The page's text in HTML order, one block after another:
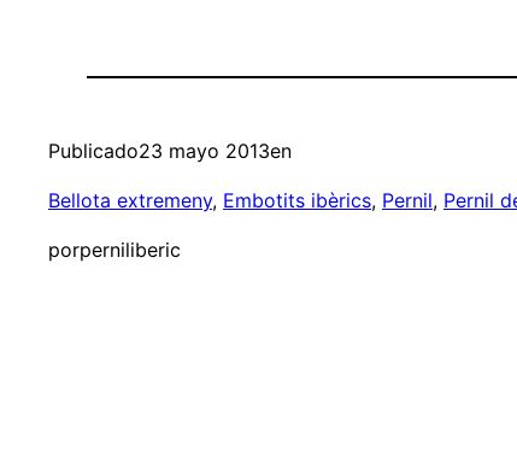
Publicado23 mayo 2013en
Bellota extremeny, Embotits ibèrics, Pernil, Pernil
porperniliberic